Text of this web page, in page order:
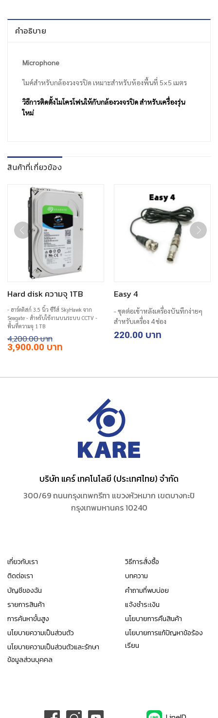
คำอธิบาย
Microphone
ไมค์สำหรับกล้องวงจรปิด เหมาะสำหรับห้องพื้นที่ 5×5 เมตร
วิธีการติดตั้งไมโครโฟนให้กับกล้องวงจรปิด สำหรับเครื่องรุ่น
ใหม่
สินค้าที่เกี่ยวข้อง
Hard disk ความจุ 1TB
4,200.00
Original
price
3,900.00 Current
price
- ฮาร์ดดิสก์ 3.5 นิ้ว ซีรีส์ SkyHawk จาก
Seagate - สำหรับใช้งานบนระบบ CCTV -
พื้นที่ความจุ 1 TB
Easy 4
220.00
- ชุดต่อเข้าหลังเครื่องบันทึกง่ายๆ
สำหรับเครื่อง 4 ช่อง
บริษัท แคร์ เทคโนโลยี (ประเทศไทย) จำกัด
300/69 ถนนกรุงเทพกรีฑา แขวงหัวหมาก เขตบางกะปิ
กรุงเทพมหานคร 10240
เกี่ยวกับเรา
ติดต่อเรา
บัญชีของฉัน
รายการสินค้า
การค้นหาขั้นสูง
นโยบายความเป็นส่วนตัว
นโยบายความเป็นส่วนตัวและรักษา
ข้อมูลส่วนบุคคล
วิธีการสั่งซื้อ
บทความ
คำถามที่พบบ่อย
แจ้งชำระเงิน
นโยบายการคืนสินค้า
นโยบายการแก้ปัญหาข้อร้อง
เรียน